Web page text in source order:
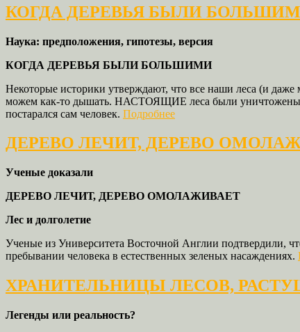
КОГДА ДЕРЕВЬЯ БЫЛИ
Наука: предположения, гипотезы, версия
КОГДА ДЕРЕВЬЯ БЫЛИ БОЛЬШИМИ
Некоторые историки утверждают, что все наши леса (и
можем как-то дышать. НАСТОЯЩИЕ леса были уничтожены
постарался сам человек. Подробнее
ДЕРЕВО ЛЕЧИТ, ДЕРЕВО
Ученые доказали
ДЕРЕВО ЛЕЧИТ, ДЕРЕВО ОМОЛАЖИВАЕТ
Лес и долголетие
Ученые из Университета Восточной Англии подтвердили,
пребывании человека в естественных зеленых насаждениях.
ХРАНИТЕЛЬНИЦЫ ЛЕСОВ,
Легенды или реальность?